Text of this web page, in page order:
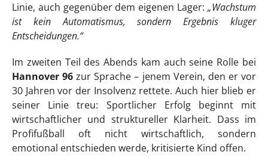
Linie, auch gegenüber dem eigenen Lager: „Wachstum
ist kein Automatismus, sondern Ergebnis kluger
Entscheidungen.“
Im zweiten Teil des Abends kam auch seine Rolle bei
Hannover 96 zur Sprache – jenem Verein, den er vor
30 Jahren vor der Insolvenz rettete. Auch hier blieb er
seiner Linie treu: Sportlicher Erfolg beginnt mit
wirtschaftlicher und struktureller Klarheit. Dass im
Profifußball oft nicht wirtschaftlich, sondern
emotional entschieden werde, kritisierte Kind offen.